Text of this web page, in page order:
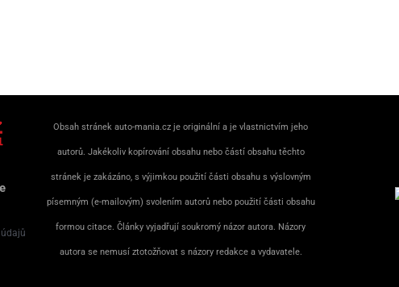
Obsah stránek auto-mania.cz je originální a je vlastnictvím jeho
autorů. Jakékoliv kopírování obsahu nebo částí obsahu těchto
stránek je zakázáno, s výjimkou použití části obsahu s výslovným
písemným (e-mailovým) svolením autorů nebo použití části obsahu
formou citace. Články vyjadřují soukromý názor autora. Názory
autora se nemusí ztotožňovat s názory redakce a vydavatele.